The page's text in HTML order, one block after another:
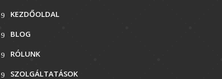
KEZDŐOLDAL
BLOG
RÓLUNK
SZOLGÁLTATÁSOK